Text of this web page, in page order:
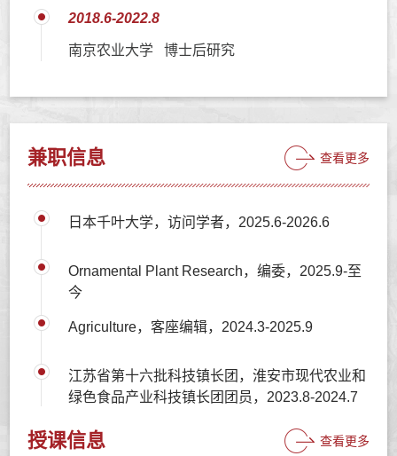
2018.6-2022.8
南京农业大学 博士后研究
兼职信息 查看更多
日本千叶大学，访问学者，2025.6-2026.6
Ornamental Plant Research，编委，2025.9-至
今
Agriculture，客座编辑，2024.3-2025.9
江苏省第十六批科技镇长团，淮安市现代农业和
绿色食品产业科技镇长团团员，2023.8-2024.7
授课信息 查看更多